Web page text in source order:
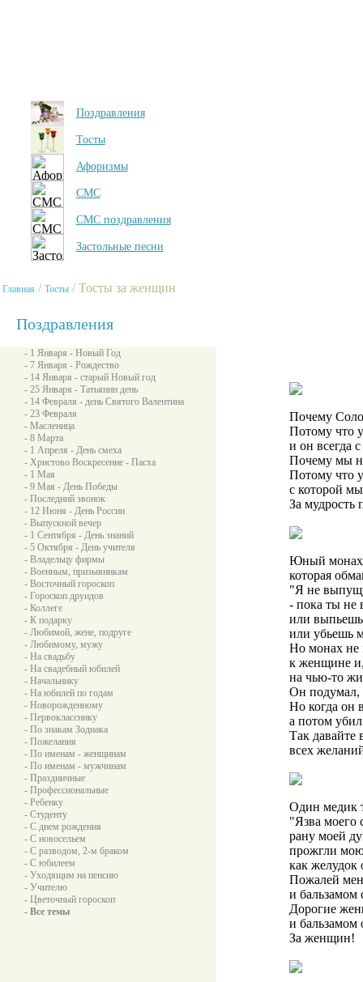
Поздравления
Тосты
Афоризмы
СМС
СМС поздравления
Застольные песни
Главная / Тосты / Тосты за женщин
Поздравления
- 1 Января - Новый Год
- 7 Января - Рождество
- 14 Января - старый Новый год
- 25 Января - Татьянин день
- 14 Февраля - день Святого Валентина
- 23 Февраля
- Масленица
- 8 Марта
- 1 Апреля - День смеха
- Христово Воскресение - Пасха
- 1 Мая
- 9 Мая - День Победы
- Последний звонок
- 12 Июня - День России
- Выпускной вечер
- 1 Сентября - День знаний
- 5 Октября - День учителя
- Владельцу фирмы
- Военным, призывникам
- Восточный гороскоп
- Гороскоп друидов
- Коллеге
- К подарку
- Любимой, жене, подруге
- Любимому, мужу
- На свадьбу
- На свадебный юбилей
- Начальнику
- На юбилей по годам
- Новорожденному
- Первокласснику
- По знакам Зодиака
- Пожелания
- По именам - женщинам
- По именам - мужчинам
- Праздничные
- Профессиональные
- Ребенку
- Студенту
- С днем рождения
- С новосельем
- С разводом, 2-м браком
- С юбилеем
- Уходящим на пенсию
- Учителю
- Цветочный гороскоп
- Все темы
Почему
Потому что
и он всегда
Почему мы
Потому что
с которой
За мудрость
Юный монах
которая
"Я не выпущу
- пока ты не
или
или убьешь
Но монах не
к женщине и,
на чью-то
Он подумал,
Но когда он
а потом убил
Так давайте
всех
Один медик
"Язва моего
рану моей
прожгли
как желудок
Пожалей
и бальзамом
Дорогие
и бальзамом
За женщин!